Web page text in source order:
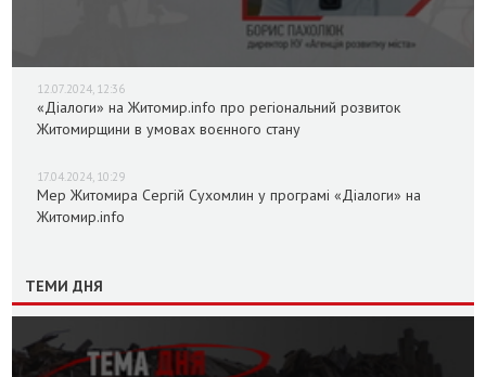
12.07.2024, 12:36
«Діалоги» на Житомир.info про регіональний розвиток
Житомирщини в умовах воєнного стану
17.04.2024, 10:29
Мер Житомира Сергій Сухомлин у програмі «Діалоги» на
Житомир.info
ТЕМИ ДНЯ